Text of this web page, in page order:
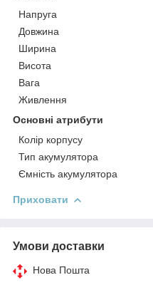
Напруга
Довжина
Ширина
Висота
Вага
Живлення
Основні атрибути
Колір корпусу
Тип акумулятора
Ємність акумулятора
Приховати
Умови доставки
Нова Пошта